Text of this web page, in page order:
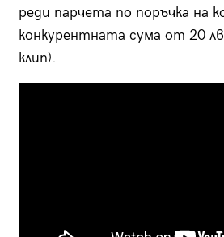
реди парчета по поръчка на
конкурентната сума от 20
клип).